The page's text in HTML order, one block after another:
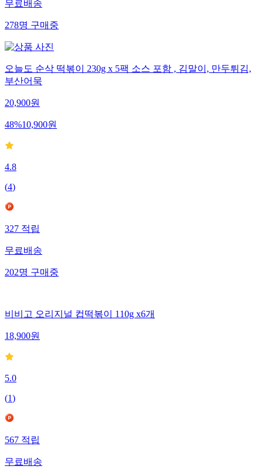
무료배송
278명구매중
오늘도 순삭 떡볶이 230g x 5팩 소스 포함 , 김말이, 만두튀김,
부산어묵
20,900원
48%10,900원
4.8
(4)
327적립
무료배송
202명구매중
비비고 오리지널 컵떡볶이 110g x6개
18,900원
5.0
(1)
567적립
무료배송